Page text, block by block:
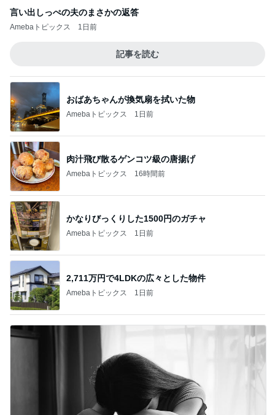
言い出しっぺの夫のまさかの返答
Amebaトピックス 1日前
記事を読む
おばあちゃんが換気扇を拭いた物
Amebaトピックス 1日前
肉汁飛び散るゲンコツ級の唐揚げ
Amebaトピックス 16時間前
かなりびっくりした1500円のガチャ
Amebaトピックス 1日前
2,711万円で4LDKの広々とした物件
Amebaトピックス 1日前